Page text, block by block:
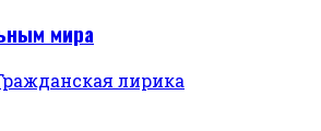
мира
лирика